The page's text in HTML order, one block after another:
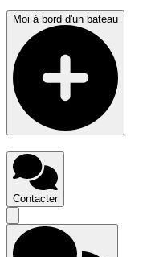
Moi à bord d'un bateau
Contacter